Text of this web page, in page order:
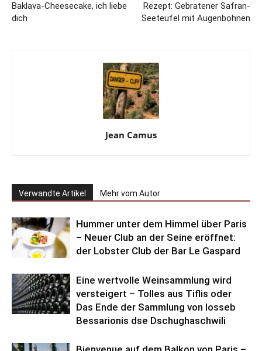
Baklava-Cheesecake, ich liebe
dich
Rezept: Gebratener Safran-
Seeteufel mit Augenbohnen
Jean Camus
Verwandte Artikel Mehr vom Autor
Hummer unter dem Himmel über Paris
– Neuer Club an der Seine eröffnet:
der Lobster Club der Bar Le Gaspard
Eine wertvolle Weinsammlung wird
versteigert – Tolles aus Tiflis oder
Das Ende der Sammlung von Iosseb
Bessarionis dse Dschughaschwili